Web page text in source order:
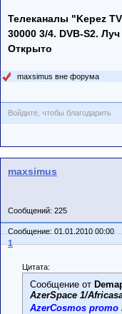
Телеканалы "Kepez
30000 3/4. DVB-S2.
Открыто
maxsimus вне форума
Войдите, чтобы благодарить
maxsimus
Сообщений: 225
Сообщение: 01.01.2010 00:00
1
Цитата:
Сообщение от
AzerSpace 1/
AzerCosmos promo